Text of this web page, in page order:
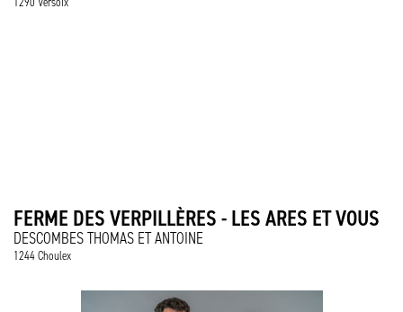
FERME DES VERPILLÈRES - LES ARES ET VOUS
DESCOMBES THOMAS ET ANTOINE
1244 Choulex